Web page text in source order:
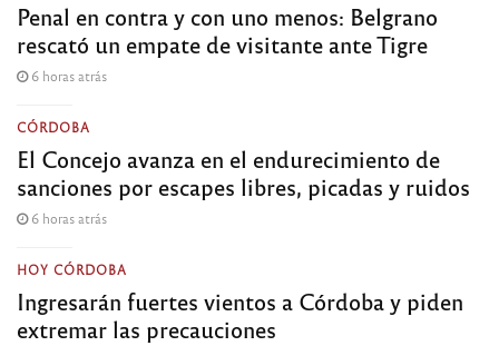
Penal en contra y con uno menos: Belgrano
rescató un empate de visitante ante Tigre
6 horas atrás
CÓRDOBA
El Concejo avanza en el endurecimiento de
sanciones por escapes libres, picadas y ruidos
6 horas atrás
HOY CÓRDOBA
Ingresarán fuertes vientos a Córdoba y piden
extremar las precauciones